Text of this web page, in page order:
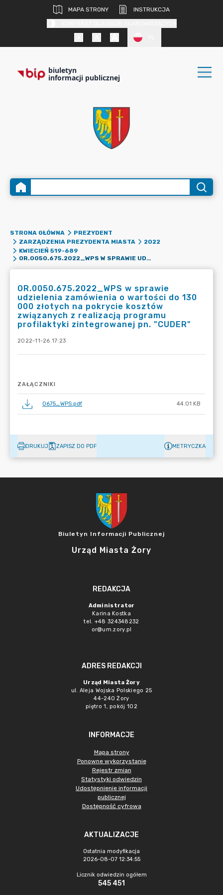
MAPA STRONY
INSTRUKCJA
biuletyn
informacji publicznej
STRONA GŁÓWNA
PREZYDENT
ZARZĄDZENIA PREZYDENTA MIASTA
2022
KWIECIEŃ 519-689
OR.0050.675.2022_WPS W SPRAWIE UDZIELENIA ZAMÓWIENIA O WARTOŚCI DO 130 000 ZŁOTYCH NA POKRYCIE KOSZTÓW ZWIĄZANYCH Z REALIZACJĄ PROGRAMU PROFILAKTYKI ZINTEGROWANEJ PN. "CUDER"
OR.0050.675.2022_WPS w sprawie
udzielenia zamówienia o wartości do 130
000 złotych na pokrycie kosztów
związanych z realizacją programu
profilaktyki zintegrowanej pn. "CUDER"
2022-11-26 17:23
ZAŁĄCZNIKI
0675_WPS.pdf 44.01 KB
DRUKUJ ZAPISZ DO PDF METRYCZKA
Biuletyn Informacji Publicznej
Urząd Miasta Żory
REDAKCJA
Administrator
Karina Kostka
tel. +48 324348232
or@um.zory.pl
ADRES REDAKCJI
Urząd Miasta Żory
ul. Aleja Wojska Polskiego 25
44-240 Żory
piętro 1, pokój 102
INFORMACJE
Mapa strony
Ponowne wykorzystanie
Rejestr zmian
Statystyki odwiedzin
Udostępnienie informacji
publicznej
Dostępność cyfrowa
AKTUALIZACJE
Ostatnia modyfikacja
2026-08-07 12:34:55
Licznik odwiedzin ogółem
545 451